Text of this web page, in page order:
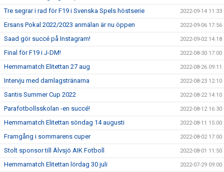
Tre segrar i rad för F19 i Svenska Spels höstserie 2022-09-14 11:33
Ersans Pokal 2022/2023 anmälan är nu öppen 2022-09-06 17:56
Saad gör succé på Instagram! 2022-09-02 14:18
Final för F19 i J-DM! 2022-08-30 17:00
Hemmamatch Elitettan 27 aug 2022-08-26 09:11
Intervju med damlagstränarna 2022-08-23 12:10
Santis Summer Cup 2022 2022-08-22 14:10
Parafotbollsskolan -en succé! 2022-08-12 16:30
Hemmamatch Elitettan söndag 14 augusti 2022-08-11 15:00
Framgång i sommarens cuper 2022-08-02 17:00
Stolt sponsor till Älvsjö AIK Fotboll 2022-08-01 11:50
Hemmamatch Elitettan lördag 30 juli 2022-07-29 09:00